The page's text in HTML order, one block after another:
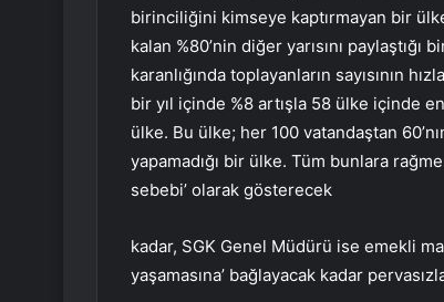
birinciliğini kimseye kaptırmayan bir
kalan %80’nin diğer yarısını
karanlığında toplayanların sayısının
bir yıl içinde %8 artışla 58 ülke içinde
ülke. Bu ülke; her 100 vatandaştan
yapamadığı bir ülke. Tüm bunlara
sebebi’ olarak gösterecek
kadar, SGK Genel Müdürü ise emekli
yaşamasına’ bağlayacak kadar